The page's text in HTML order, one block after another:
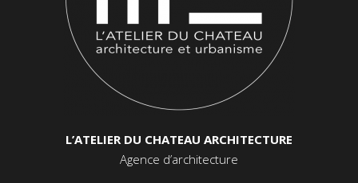
L’ATELIER DU CHATEAU ARCHITECTURE
Agence d’architecture